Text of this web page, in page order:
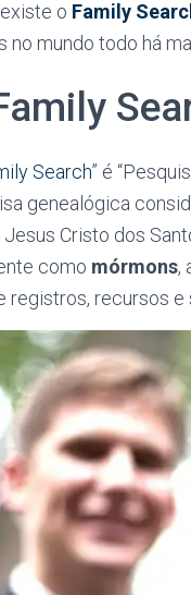
o Family
mundo todo há
Search” é
genealógica
Cristo dos
como mórmons,
registros, recursos